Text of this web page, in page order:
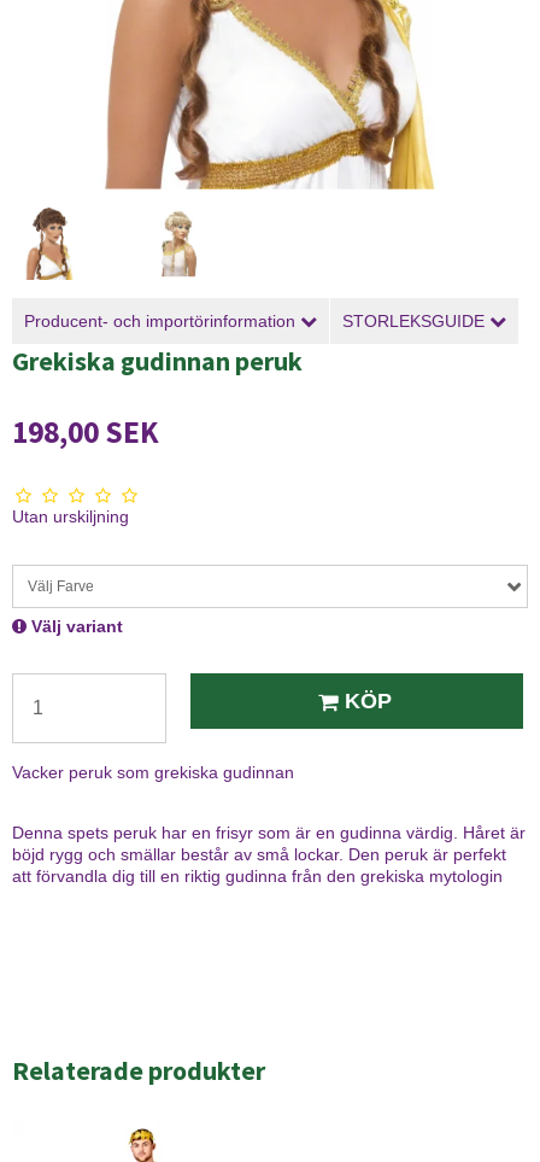
Producent- och importörinformation STORLEKSGUIDE
Grekiska gudinnan peruk
198,00 SEK
Utan urskiljning
Välj Farve
Välj variant
KÖP
Vacker peruk som grekiska gudinnan
Denna spets peruk har en frisyr som är en gudinna värdig. Håret är
böjd rygg och smällar består av små lockar. Den peruk är perfekt
att förvandla dig till en riktig gudinna från den grekiska mytologin
Relaterade produkter